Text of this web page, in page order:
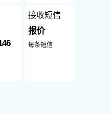
接收短信
报价
每条短信